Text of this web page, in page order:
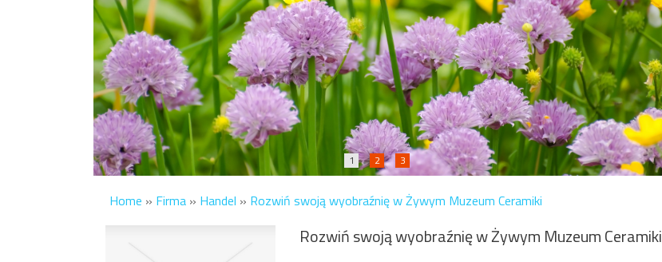
1 2 3
Home » Firma » Handel » Rozwiń swoją wyobraźnię w Żywym Muzeum Ceramiki
Rozwiń swoją wyobraźnię w Żywym Muzeum Ceramiki